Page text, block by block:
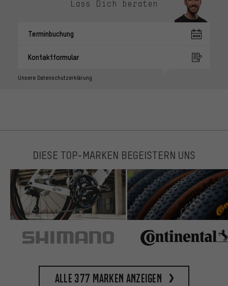
Lass Dich beraten
Terminbuchung
Kontaktformular
Unsere Datenschutzerklärung
DIESE TOP-MARKEN BEGEISTERN UNS
Alle 377 Marken anzeigen